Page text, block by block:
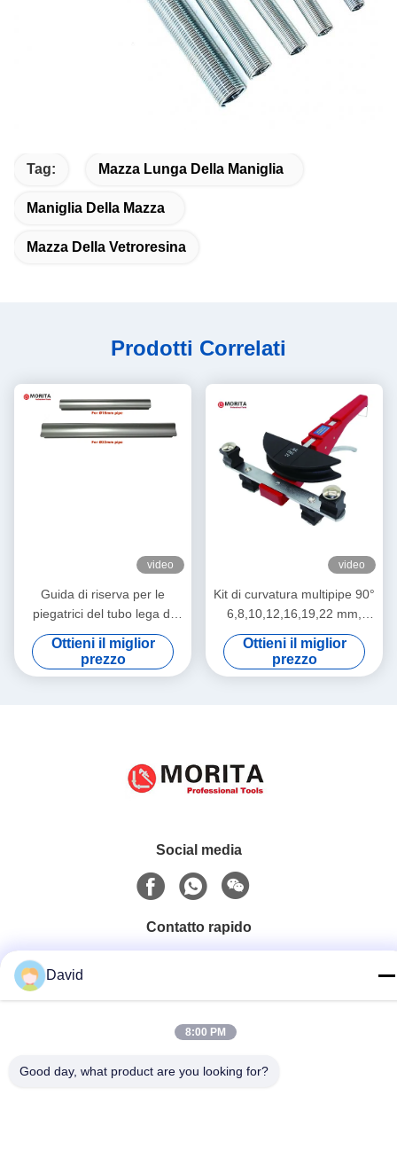
Tag: Mazza Lunga Della Maniglia
Maniglia Della Mazza
Mazza Della Vetroresina
Prodotti Correlati
video
Guida di riserva per le
piegatrici del tubo lega di
alluminio di 22mm & di
15mm che conserva forma
del tubo nessuna
Ottieni il miglior
prezzo
video
Kit di curvatura multipipe 90°
6,8,10,12,16,19,22 mm,
1/4'', 5/16'', 3/8'', 1/2'', 5/8'',
3/4'', 7/8" Leghe di alluminio
Ottieni il miglior
prezzo
Social media
Contatto rapido
Indirizzo
David
8:00 PM
Good day, what product are you looking for?